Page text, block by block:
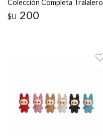
Colección Completa Tralalero
Tralala
$U 200